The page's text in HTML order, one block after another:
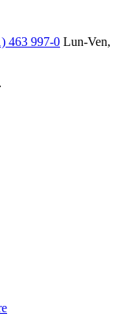
463 997-0 Lun-Ven,
.